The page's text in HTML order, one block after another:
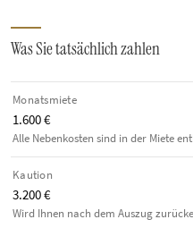
Was Sie tatsächlich zahlen
Monatsmiete
1.600 €
Alle Nebenkosten sind in der Miete
Kaution
3.200 €
Wird Ihnen nach dem Auszug